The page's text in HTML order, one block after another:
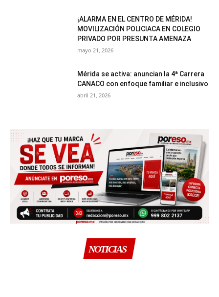
¡ALARMA EN EL CENTRO DE MÉRIDA!
MOVILIZACIÓN POLICIACA EN COLEGIO
PRIVADO POR PRESUNTA AMENAZA
mayo 21, 2026
Mérida se activa: anuncian la 4ª Carrera
CANACO con enfoque familiar e inclusivo
abril 21, 2026
NOTICIAS